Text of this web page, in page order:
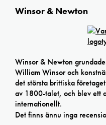
Winsor & Newton
Winsor & Newton
William Winsor och
det största brittiska
av 1800-talet, och blev ett
internationellt.
Det finns ännu inga